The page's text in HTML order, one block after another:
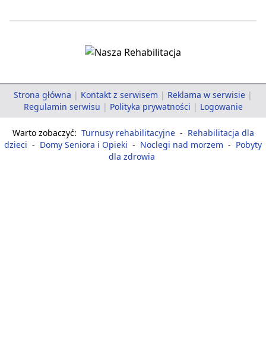
Strona główna | Kontakt z serwisem | Reklama w serwisie |
Regulamin serwisu | Polityka prywatności | Logowanie
Warto zobaczyć: Turnusy rehabilitacyjne - Rehabilitacja dla
dzieci - Domy Seniora i Opieki - Noclegi nad morzem - Pobyty
dla zdrowia